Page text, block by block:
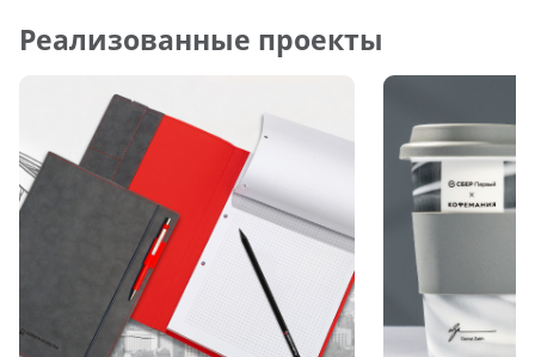
Реализованные проекты